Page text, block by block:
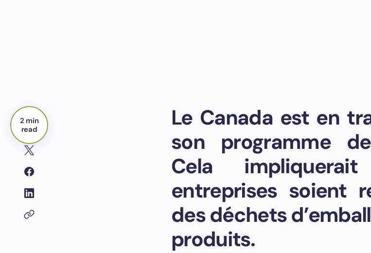
2 min
read
Le Canada est en
son programme
Cela
entreprises soient
des déchets
produits.